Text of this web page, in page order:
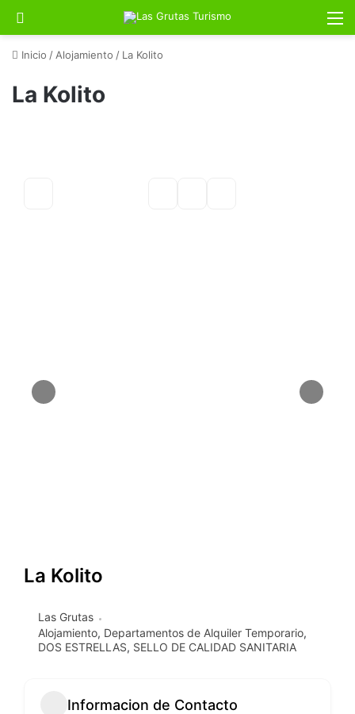
Inicio / Alojamiento / La Kolito
La Kolito
La Kolito
Las Grutas
Alojamiento, Departamentos de Alquiler Temporario,
DOS ESTRELLAS, SELLO DE CALIDAD SANITARIA
Informacion de Contacto